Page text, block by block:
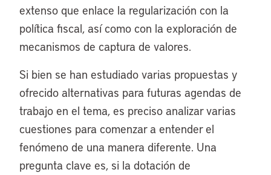
extenso que enlace la regularización con la
política fiscal, así como con la exploración de
mecanismos de captura de valores.
Si bien se han estudiado varias propuestas y
ofrecido alternativas para futuras agendas de
trabajo en el tema, es preciso analizar varias
cuestiones para comenzar a entender el
fenómeno de una manera diferente. Una
pregunta clave es, si la dotación de